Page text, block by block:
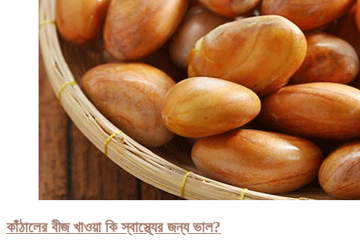
কাঁঠালের বীজ খাওয়া কি স্বাস্থ্যের জন্য ভাল?